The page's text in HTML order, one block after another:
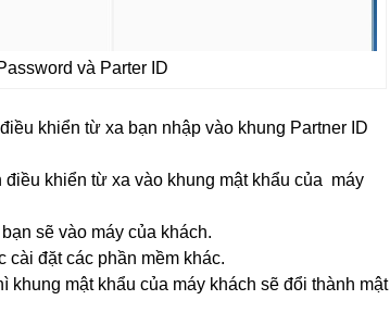
và Parter ID
khiển từ xa bạn nhập vào khung Partner ID
khiển từ xa vào khung mật khẩu của máy
sẽ vào máy của khách.
cài đặt các phần mềm khác.
khung mật khẩu của máy khách sẽ đổi thành mật